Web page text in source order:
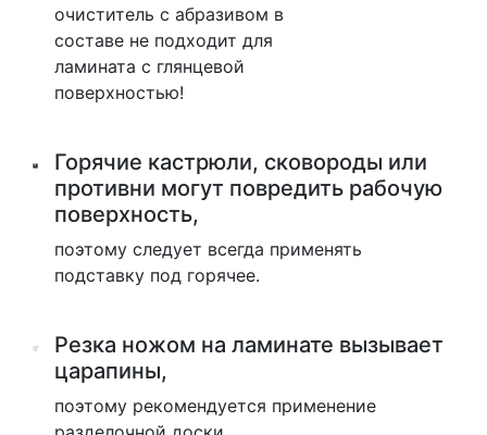
очиститель с абразивом в
составе не подходит для
ламината с глянцевой
поверхностью!
Горячие кастрюли, сковороды или
противни могут повредить рабочую
поверхность,
поэтому следует всегда применять
подставку под горячее.
Резка ножом на ламинате вызывает
царапины,
поэтому рекомендуется применение